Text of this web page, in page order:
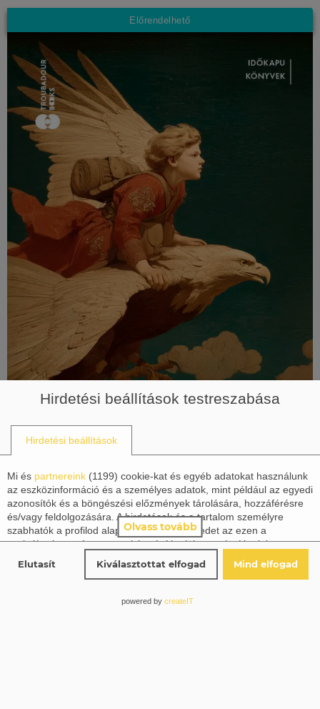
Előrendelhető
Hirdetési beállítások testreszabása
Hirdetési beállítások
Mi és partnereink (1199) cookie-kat és egyéb adatokat használunk
az eszközinformáció és a személyes adatok, mint például az egyedi
azonosítók és a böngészési előzmények tárolására, hozzáférésre
és/vagy feldolgozására. A hirdetések és a tartalom személyre
szabhatók a profilod alapján. Tevékenységedet az ezen a
szolgáltatáson végzett munkára építhetjük vagy javíthatjuk a
profilod, a személyre szabott hirdetések és tartalom számára. A
hirdetések és a tartalom teljesítményét mérhetjük. Jelentéseket
ezen a szolgáltatáson segíthet a termékek és szolgáltatások
Olvass tovább
Elutasít Kiválasztottat elfogad Mind elfogad
powered by createIT